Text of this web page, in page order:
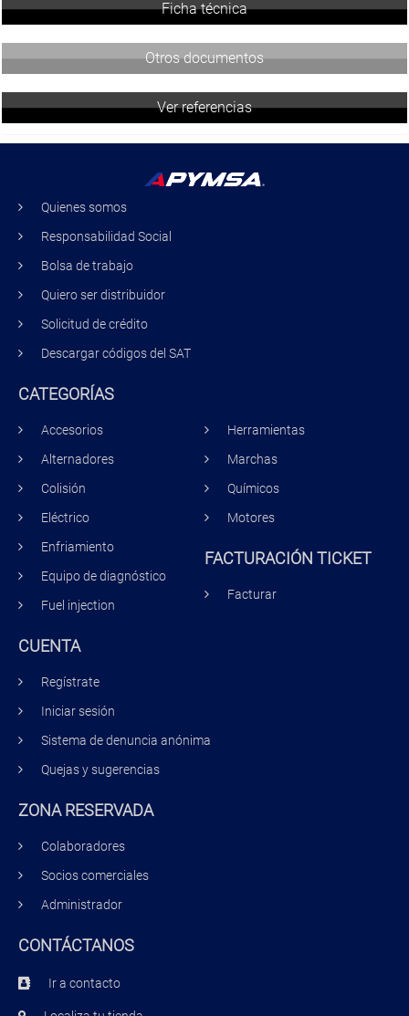
Ficha técnica
Otros documentos
Ver referencias
Quienes somos
Responsabilidad Social
Bolsa de trabajo
Quiero ser distribuidor
Solicitud de crédito
Descargar códigos del SAT
CATEGORÍAS
Accesorios
Alternadores
Colisión
Eléctrico
Enfriamiento
Equipo de diagnóstico
Fuel injection
Herramientas
Marchas
Químicos
Motores
FACTURACIÓN TICKET
Facturar
CUENTA
Regístrate
Iniciar sesión
Sistema de denuncia anónima
Quejas y sugerencias
ZONA RESERVADA
Colaboradores
Socios comerciales
Administrador
CONTÁCTANOS
Ir a contacto